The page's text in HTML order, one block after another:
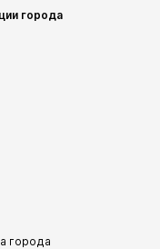
города
города